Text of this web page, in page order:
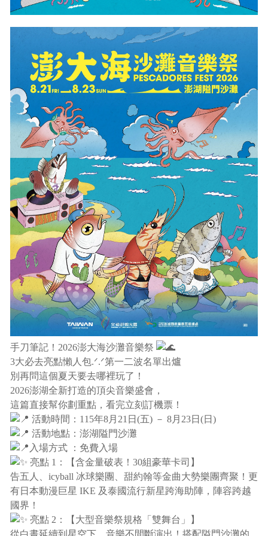
手刀筆記！2026澎大海沙灘音樂祭
3大必去亮點懶人包.ᐟ.ᐟ第一二波名單出爐
別再問這個夏天要去哪裡玩了！
2026澎湖全新打造的頂尖音樂盛會，
這篇直接幫你劃重點，看完立刻訂機票！
活動時間：115年8月21日(五) － 8月23日(日)
活動地點：澎湖隘門沙灘
入場方式 ：免費入場
亮點 1：【含金量破表！30組豪華卡司】
告五人、icyball 冰球樂團、甜約翰等金曲大勢樂團齊聚！更
有日本動漫巨星 IKE 及泰國流行新星跨海助陣，陣容跨越
國界！
亮點 2：【大型音樂祭規格「雙舞台」】